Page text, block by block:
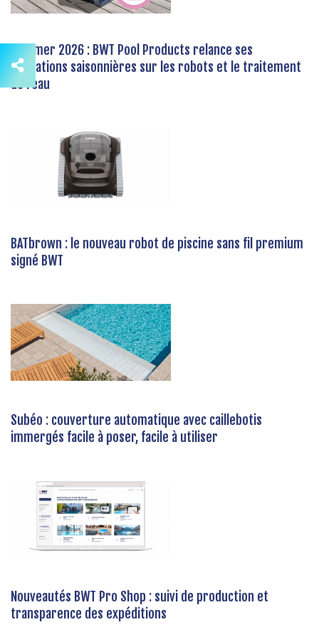
Summer 2026 : BWT Pool Products relance ses
opérations saisonnières sur les robots et le traitement
de l’eau
BATbrown : le nouveau robot de piscine sans fil premium
signé BWT
Subéo : couverture automatique avec caillebotis
immergés facile à poser, facile à utiliser
Nouveautés BWT Pro Shop : suivi de production et
transparence des expéditions